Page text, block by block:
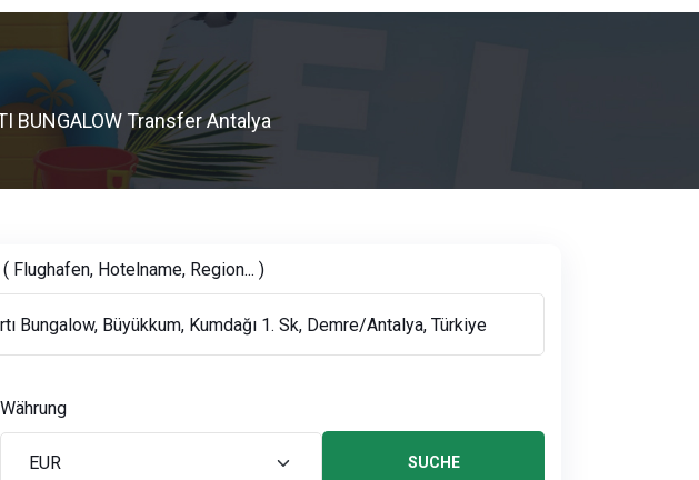
BUNGALOW Transfer Antalya
( Flughafen, Hotelname, Region... )
Währung
SUCHE